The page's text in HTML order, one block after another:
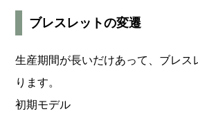
ブレスレットの変遷
生産期間が長いだけあって、ブレス
ります。
初期モデル